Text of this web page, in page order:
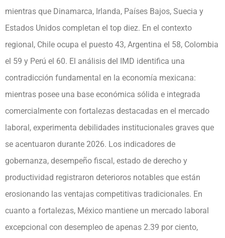
mientras que Dinamarca, Irlanda, Países Bajos, Suecia y
Estados Unidos completan el top diez. En el contexto
regional, Chile ocupa el puesto 43, Argentina el 58, Colombia
el 59 y Perú el 60. El análisis del IMD identifica una
contradicción fundamental en la economía mexicana:
mientras posee una base económica sólida e integrada
comercialmente con fortalezas destacadas en el mercado
laboral, experimenta debilidades institucionales graves que
se acentuaron durante 2026. Los indicadores de
gobernanza, desempeño fiscal, estado de derecho y
productividad registraron deterioros notables que están
erosionando las ventajas competitivas tradicionales. En
cuanto a fortalezas, México mantiene un mercado laboral
excepcional con desempleo de apenas 2.39 por ciento,